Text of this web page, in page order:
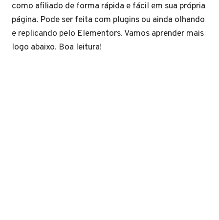
como afiliado de forma rápida e fácil em sua própria
página. Pode ser feita com plugins ou ainda olhando
e replicando pelo Elementors. Vamos aprender mais
logo abaixo. Boa leitura!